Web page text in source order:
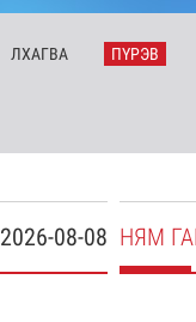
ЛХАГВА ПҮРЭВ
2026-08-08 НЯМ